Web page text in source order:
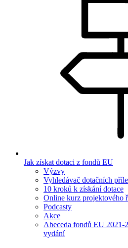
Jak získat dotaci z fondů EU
Výzvy
Vyhledávač dotačních
10 kroků k získání dotace
Online kurz projektového
Podcasty
Akce
Abeceda fondů EU 2021-
vydání